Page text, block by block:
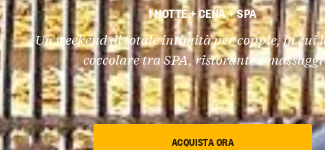
1 NOTTE + CENA + SPA
Un weekend di totale intimità per coppie, in cui
coccolare tra SPA, ristorante e massaggi
ACQUISTA ORA